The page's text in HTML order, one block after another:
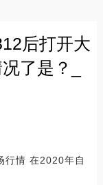
后打开大
了是？_
行情 在2020年自